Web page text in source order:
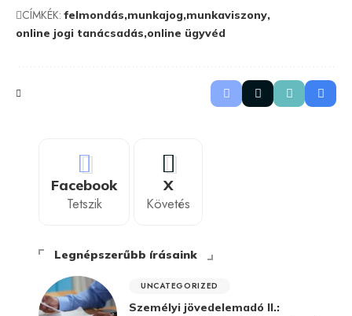
CÍMKÉK: felmondás munkajog munkaviszony
online jogi tanácsadás online ügyvéd
Facebook
Tetszik
X
Követés
Legnépszerűbb írásaink
UNCATEGORIZED
Személyi jövedelemadó II.: